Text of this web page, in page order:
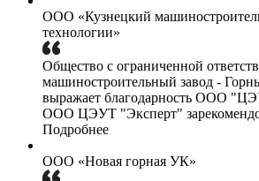
ООО «Кузнецкий
технологии»
Общество с ограниченной
машиностроительный завод -
выражает благодарность ООО
ООО ЦЭУТ "Эксперт"
Подробнее
ООО «Новая горная УК»